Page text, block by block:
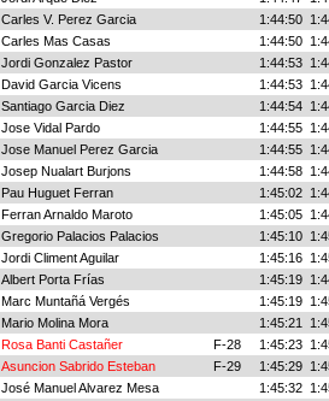
Carles V. Perez Garcia 1:44:50
Carles Mas Casas 1:44:50
Jordi Gonzalez Pastor 1:44:53
David Garcia Vicens 1:44:53
Santiago Garcia Diez 1:44:54
Jose Vidal Pardo 1:44:55
Jose Manuel Perez Garcia 1:44:55
Josep Nualart Burjons 1:44:58
Pau Huguet Ferran 1:45:02
Ferran Arnaldo Maroto 1:45:05
Gregorio Palacios Palacios 1:45:10
Jordi Climent Aguilar 1:45:16
Albert Porta Frías 1:45:19
Marc Muntañá Vergés 1:45:19
Mario Molina Mora 1:45:21
Rosa Banti Castañer F-28 1:45:23
Asuncion Sabrido Esteban F-29 1:45:29
José Manuel Alvarez Mesa 1:45:32